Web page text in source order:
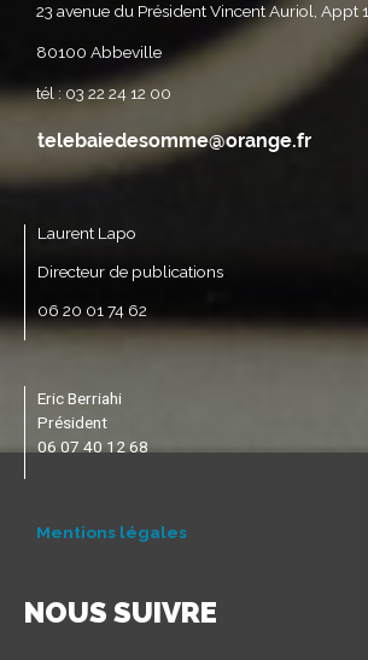
23 avenue du Président Vincent Auriol, Appt 1
80100 Abbeville
tél : 03 22 24 12 00
Laurent Lapo
Directeur de publications
06 20 01 74 62
Eric Berriahi
Président
06 07 40 12 68
Mentions légales
NOUS SUIVRE